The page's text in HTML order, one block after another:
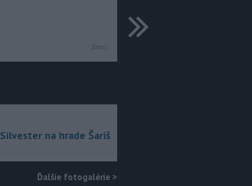
Zdroj:
ďalšie
Silvester na hrade Šariš
Ďalšie fotogalérie >